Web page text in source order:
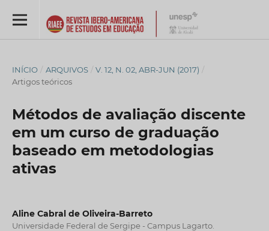
INÍCIO / ARQUIVOS / V. 12, N. 02, ABR-JUN (2017) /
Artigos teóricos
Métodos de avaliação discente
em um curso de graduação
baseado em metodologias
ativas
Aline Cabral de Oliveira-Barreto
Universidade Federal de Sergipe - Campus Lagarto.